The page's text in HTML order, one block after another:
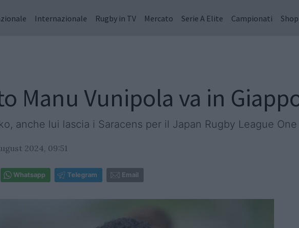
Internazionale Rugby in TV Mercato Serie A Elite Campionati Shop
Manu Vunipola va in
anche lui lascia i Saracens per il Japan Rugby League One
2024, 09:51
Whatsapp Telegram Email